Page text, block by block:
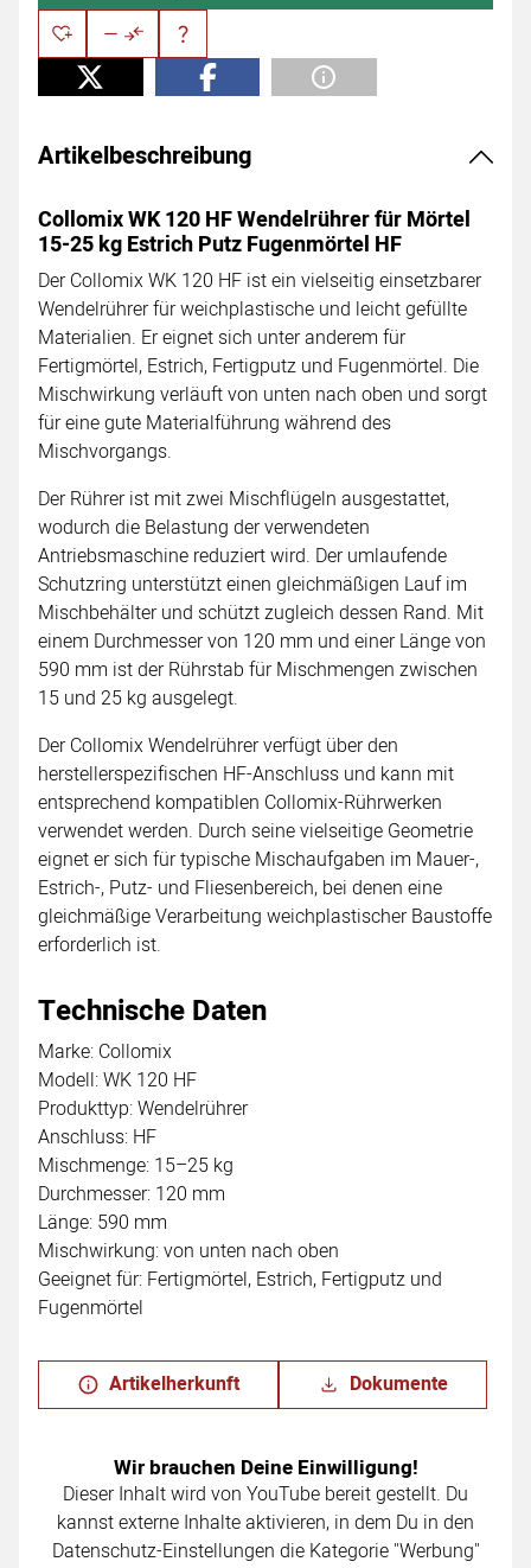
Artikelbeschreibung
Collomix WK 120 HF Wendelrührer für Mörtel
15-25 kg Estrich Putz Fugenmörtel HF
Der Collomix WK 120 HF ist ein vielseitig einsetzbarer
Wendelrührer für weichplastische und leicht gefüllte
Materialien. Er eignet sich unter anderem für
Fertigmörtel, Estrich, Fertigputz und Fugenmörtel. Die
Mischwirkung verläuft von unten nach oben und sorgt
für eine gute Materialführung während des
Mischvorgangs.
Der Rührer ist mit zwei Mischflügeln ausgestattet,
wodurch die Belastung der verwendeten
Antriebsmaschine reduziert wird. Der umlaufende
Schutzring unterstützt einen gleichmäßigen Lauf im
Mischbehälter und schützt zugleich dessen Rand. Mit
einem Durchmesser von 120 mm und einer Länge von
590 mm ist der Rührstab für Mischmengen zwischen
15 und 25 kg ausgelegt.
Der Collomix Wendelrührer verfügt über den
herstellerspezifischen HF-Anschluss und kann mit
entsprechend kompatiblen Collomix-Rührwerken
verwendet werden. Durch seine vielseitige Geometrie
eignet er sich für typische Mischaufgaben im Mauer-,
Estrich-, Putz- und Fliesenbereich, bei denen eine
gleichmäßige Verarbeitung weichplastischer Baustoffe
erforderlich ist.
Technische Daten
Marke: Collomix
Modell: WK 120 HF
Produkttyp: Wendelrührer
Anschluss: HF
Mischmenge: 15–25 kg
Durchmesser: 120 mm
Länge: 590 mm
Mischwirkung: von unten nach oben
Geeignet für: Fertigmörtel, Estrich, Fertigputz und
Fugenmörtel
Artikelherkunft Dokumente
Wir brauchen Deine Einwilligung!
Dieser Inhalt wird von YouTube bereit gestellt. Du
kannst externe Inhalte aktivieren, in dem Du in den
Datenschutz-Einstellungen die Kategorie "Werbung"